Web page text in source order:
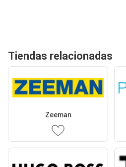
Tiendas relacionadas
Zeeman